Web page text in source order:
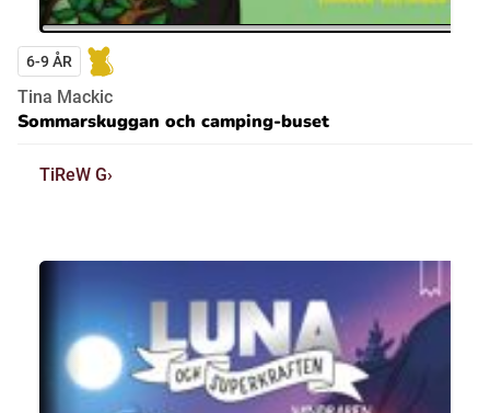
6-9 ÅR
Tina Mackic
Sommarskuggan och camping-buset
TiReW G